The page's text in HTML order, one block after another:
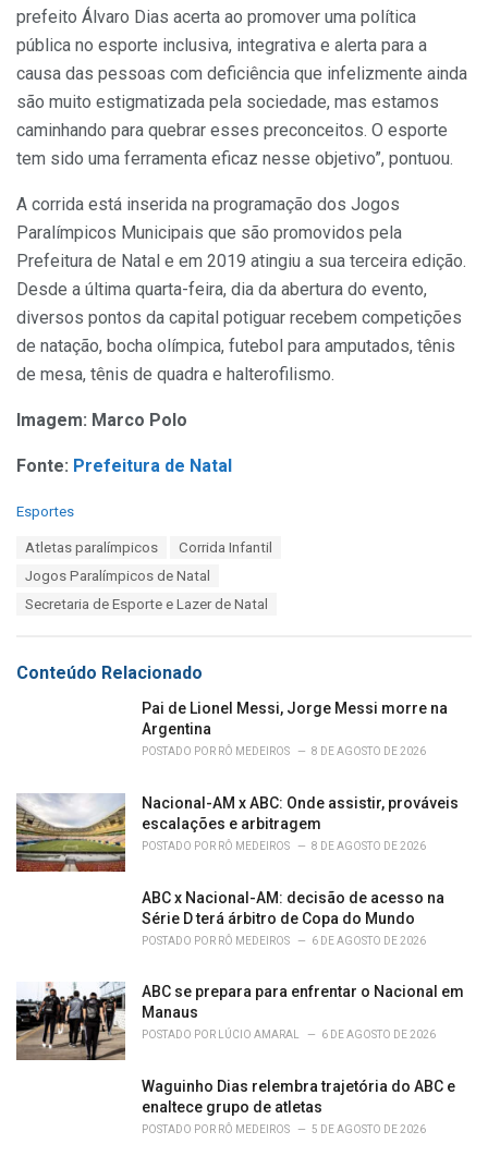
prefeito Álvaro Dias acerta ao promover uma política
pública no esporte inclusiva, integrativa e alerta para a
causa das pessoas com deficiência que infelizmente ainda
são muito estigmatizada pela sociedade, mas estamos
caminhando para quebrar esses preconceitos. O esporte
tem sido uma ferramenta eficaz nesse objetivo”, pontuou.
A corrida está inserida na programação dos Jogos
Paralímpicos Municipais que são promovidos pela
Prefeitura de Natal e em 2019 atingiu a sua terceira edição.
Desde a última quarta-feira, dia da abertura do evento,
diversos pontos da capital potiguar recebem competições
de natação, bocha olímpica, futebol para amputados, tênis
de mesa, tênis de quadra e halterofilismo.
Imagem: Marco Polo
Fonte: Prefeitura de Natal
C
e
Esportes
Atletas paralímpicos
Corrida Infantil
Jogos Paralímpicos de Natal
Secretaria de Esporte e Lazer de Natal
Conteúdo Relacionado
Pai de Lionel Messi, Jorge Messi morre na
Argentina
POSTADO POR RÔ MEDEIROS 8 DE AGOSTO DE 2026
Nacional-AM x ABC: Onde assistir, prováveis
escalações e arbitragem
POSTADO POR RÔ MEDEIROS 8 DE AGOSTO DE 2026
ABC x Nacional-AM: decisão de acesso na
Série D terá árbitro de Copa do Mundo
POSTADO POR RÔ MEDEIROS 6 DE AGOSTO DE 2026
ABC se prepara para enfrentar o Nacional em
Manaus
POSTADO POR LÚCIO AMARAL 6 DE AGOSTO DE 2026
Waguinho Dias relembra trajetória do ABC e
enaltece grupo de atletas
POSTADO POR RÔ MEDEIROS 5 DE AGOSTO DE 2026